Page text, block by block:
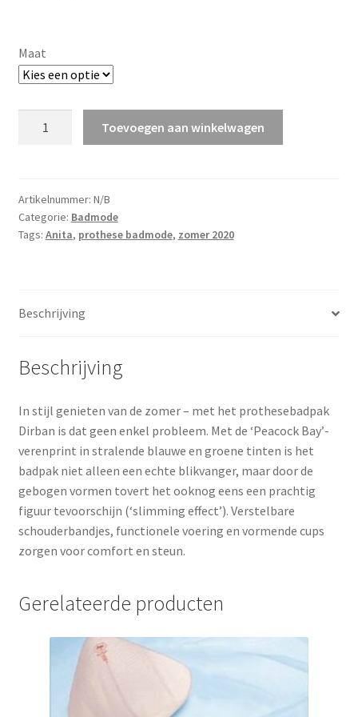
Maat
Toevoegen aan winkelwagen
Artikelnummer: N/B
Categorie: Badmode
Tags: Anita, prothese badmode, zomer 2020
Beschrijving
Beschrijving
In stijl genieten van de zomer – met het prothesebadpak
Dirban is dat geen enkel probleem. Met de ‘Peacock Bay’-
verenprint in stralende blauwe en groene tinten is het
badpak niet alleen een echte blikvanger, maar door de
gebogen vormen tovert het ooknog eens een prachtig
figuur tevoorschijn (‘slimming effect’). Verstelbare
schouderbandjes, functionele voering en vormende cups
zorgen voor comfort en steun.
Gerelateerde producten